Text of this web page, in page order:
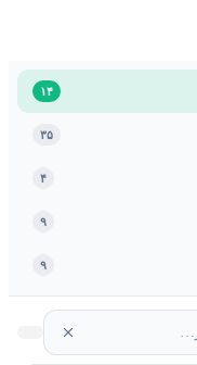
۱۴
۳۵
۴
۹
۹